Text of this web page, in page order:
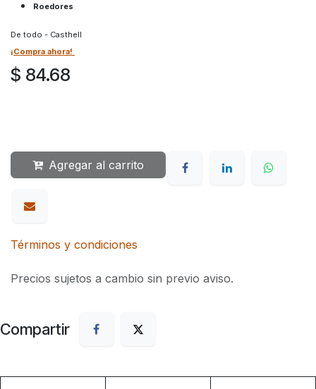
Roedores
De todo - Casthell
¡Compra ahora!
$ 84.68
Agregar al carrito
Términos y condiciones
Precios sujetos a cambio sin previo aviso.
Compartir